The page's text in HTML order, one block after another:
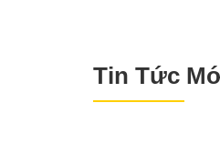
Tin Tức